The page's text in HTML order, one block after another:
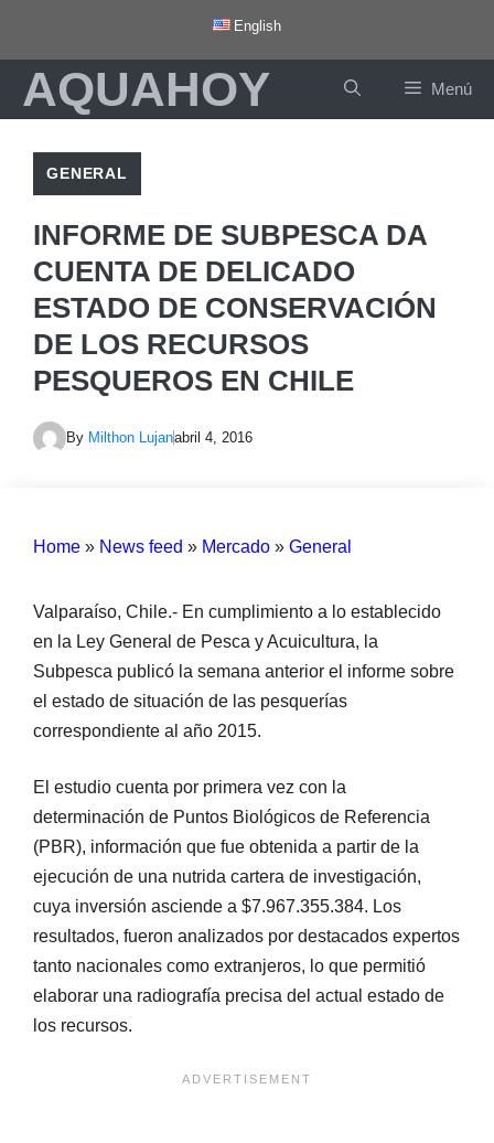
contenido
English
AQUAHOY Menú
GENERAL
INFORME DE SUBPESCA DA
CUENTA DE DELICADO
ESTADO DE CONSERVACIÓN
DE LOS RECURSOS
PESQUEROS EN CHILE
By Milthon Lujanabril 4, 2016
Home » News feed » Mercado » General
Valparaíso, Chile.- En cumplimiento a lo establecido
en la Ley General de Pesca y Acuicultura, la
Subpesca publicó la semana anterior el informe sobre
el estado de situación de las pesquerías
correspondiente al año 2015.
El estudio cuenta por primera vez con la
determinación de Puntos Biológicos de Referencia
(PBR), información que fue obtenida a partir de la
ejecución de una nutrida cartera de investigación,
cuya inversión asciende a $7.967.355.384. Los
resultados, fueron analizados por destacados expertos
tanto nacionales como extranjeros, lo que permitió
elaborar una radiografía precisa del actual estado de
los recursos.